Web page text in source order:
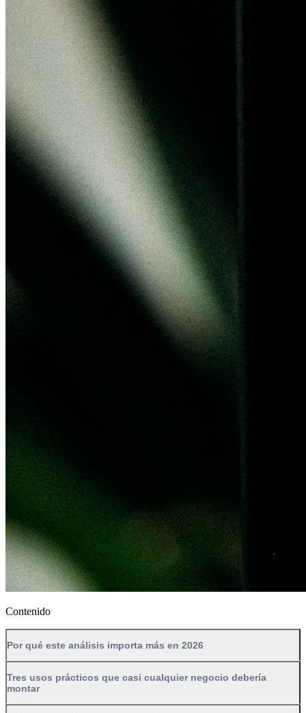
Contenido
Por qué este análisis importa más en 2026
Tres usos prácticos que casi cualquier negocio debería
montar